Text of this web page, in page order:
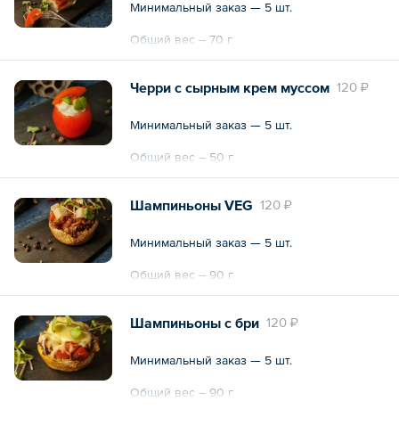
Минимальный заказ — 5 шт.
Общий вес – 70 г
120 ₽
Черри с сырным крем муссом
Минимальный заказ — 5 шт.
Общий вес – 50 г
120 ₽
Шампиньоны VEG
Минимальный заказ — 5 шт.
Общий вес – 90 г
120 ₽
Шампиньоны с бри
Минимальный заказ — 5 шт.
Общий вес – 90 г